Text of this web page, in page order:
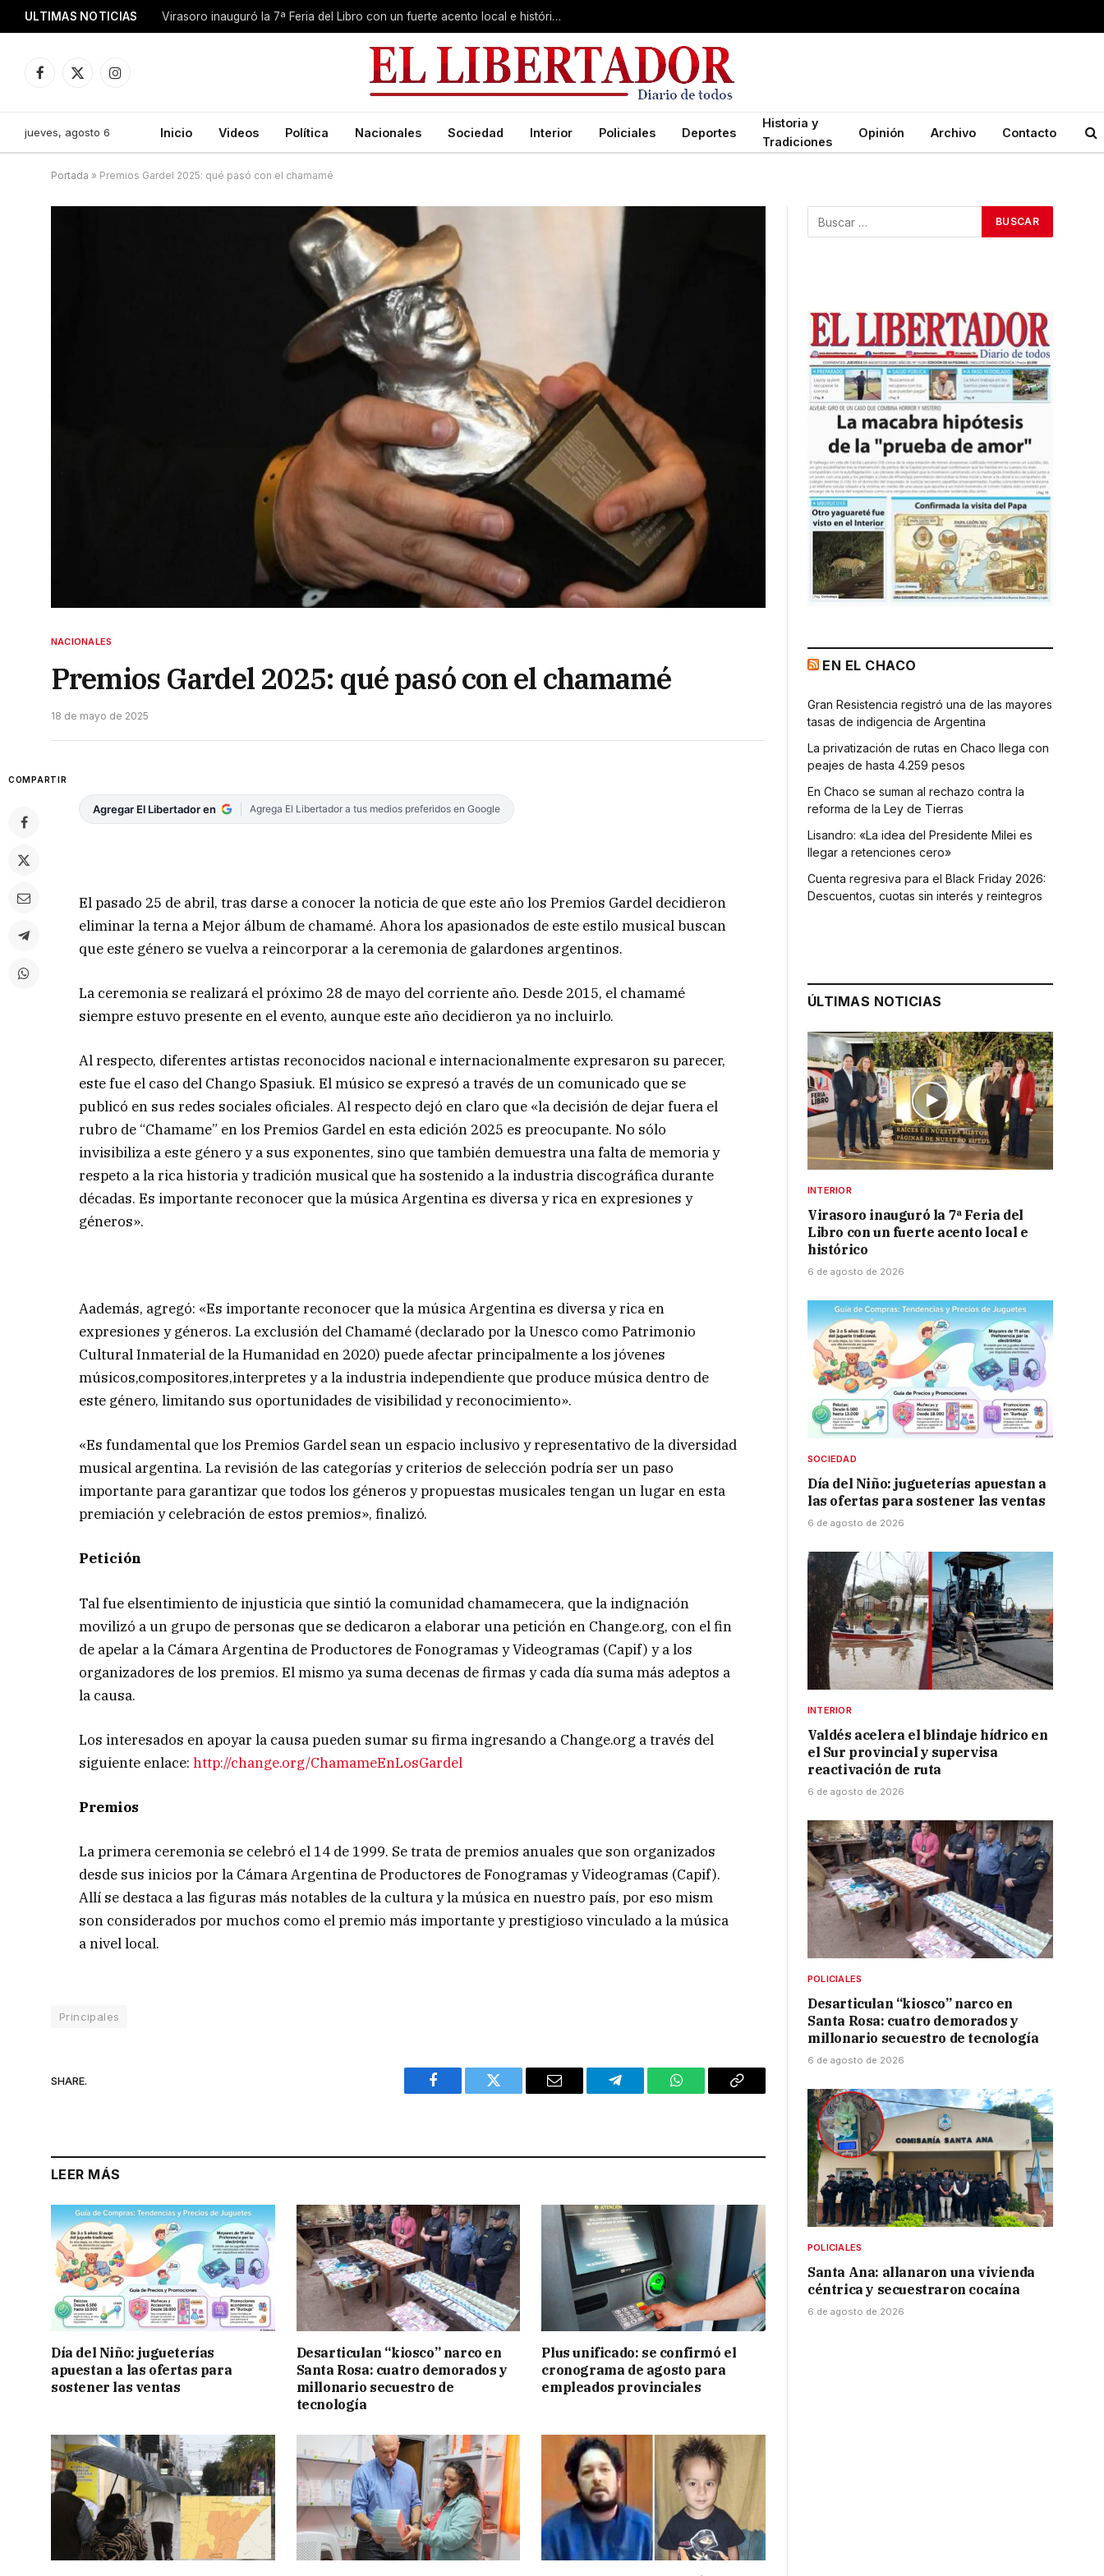
ULTIMAS NOTICIAS Virasoro inauguró la 7ª Feria del Libro con un fuerte acento local e histórico
Facebook
X
Instagram
jueves, agosto 6 Inicio Videos Política Nacionales Sociedad Interior Policiales Deportes
Historia y
Tradiciones
Opinión Archivo Contacto
Portada » Premios Gardel 2025: qué pasó con el chamamé
NACIONALES
Premios Gardel 2025: qué pasó con el chamamé
18 de mayo de 2025
COMPARTIR
Agregar El Libertador en Agrega El Libertador a tus medios preferidos en Google
El pasado 25 de abril, tras darse a conocer la noticia de que este año los Premios Gardel decidieron
eliminar la terna a Mejor álbum de chamamé. Ahora los apasionados de este estilo musical buscan
que este género se vuelva a reincorporar a la ceremonia de galardones argentinos.
La ceremonia se realizará el próximo 28 de mayo del corriente año. Desde 2015, el chamamé
siempre estuvo presente en el evento, aunque este año decidieron ya no incluirlo.
Al respecto, diferentes artistas reconocidos nacional e internacionalmente expresaron su parecer,
este fue el caso del Chango Spasiuk. El músico se expresó a través de un comunicado que se
publicó en sus redes sociales oficiales. Al respecto dejó en claro que «la decisión de dejar fuera el
rubro de “Chamame” en los Premios Gardel en esta edición 2025 es preocupante. No sólo
invisibiliza a este género y a sus exponentes, sino que también demuestra una falta de memoria y
respeto a la rica historia y tradición musical que ha sostenido a la industria discográfica durante
décadas. Es importante reconocer que la música Argentina es diversa y rica en expresiones y
géneros».
Aademás, agregó: «Es importante reconocer que la música Argentina es diversa y rica en
expresiones y géneros. La exclusión del Chamamé (declarado por la Unesco como Patrimonio
Cultural Inmaterial de la Humanidad en 2020) puede afectar principalmente a los jóvenes
músicos,compositores,interpretes y a la industria independiente que produce música dentro de
este género, limitando sus oportunidades de visibilidad y reconocimiento».
«Es fundamental que los Premios Gardel sean un espacio inclusivo y representativo de la diversidad
musical argentina. La revisión de las categorías y criterios de selección podría ser un paso
importante para garantizar que todos los géneros y propuestas musicales tengan un lugar en esta
premiación y celebración de estos premios», finalizó.
Petición
Tal fue elsentimiento de injusticia que sintió la comunidad chamamecera, que la indignación
movilizó a un grupo de personas que se dedicaron a elaborar una petición en Change.org, con el fin
de apelar a la Cámara Argentina de Productores de Fonogramas y Videogramas (Capif) y a los
organizadores de los premios. El mismo ya suma decenas de firmas y cada día suma más adeptos a
la causa.
Los interesados en apoyar la causa pueden sumar su firma ingresando a Change.org a través del
siguiente enlace:http://change.org/ChamameEnLosGardel
Premios
La primera ceremonia se celebró el 14 de 1999. Se trata de premios anuales que son organizados
desde sus inicios por la Cámara Argentina de Productores de Fonogramas y Videogramas (Capif).
Allí se destaca a las figuras más notables de la cultura y la música en nuestro país, por eso mism
son considerados por muchos como el premio más importante y prestigioso vinculado a la música
a nivel local.
Principales
SHARE.
Facebook Twitter Email Telegram WhatsAppCopy
LEER MÁS
Día del Niño: jugueterías
apuestan a las ofertas para
sostener las ventas
Desarticulan “kiosco” narco en
Santa Rosa: cuatro demorados y
millonario secuestro de
tecnología
Plus unificado: se confirmó el
cronograma de agosto para
empleados provinciales
EN EL CHACO
Gran Resistencia registró una de las mayores
tasas de indigencia de Argentina
La privatización de rutas en Chaco llega con
peajes de hasta 4.259 pesos
En Chaco se suman al rechazo contra la
reforma de la Ley de Tierras
Lisandro: «La idea del Presidente Milei es
llegar a retenciones cero»
Cuenta regresiva para el Black Friday 2026:
Descuentos, cuotas sin interés y reintegros
ÚLTIMAS NOTICIAS
INTERIOR
Virasoro inauguró la 7ª Feria del
Libro con un fuerte acento local e
histórico
6 de agosto de 2026
SOCIEDAD
Día del Niño: jugueterías apuestan a
las ofertas para sostener las ventas
6 de agosto de 2026
INTERIOR
Valdés acelera el blindaje hídrico en
el Sur provincial y supervisa
reactivación de ruta
6 de agosto de 2026
POLICIALES
Desarticulan “kiosco” narco en
Santa Rosa: cuatro demorados y
millonario secuestro de tecnología
6 de agosto de 2026
POLICIALES
Santa Ana: allanaron una vivienda
céntrica y secuestraron cocaína
6 de agosto de 2026